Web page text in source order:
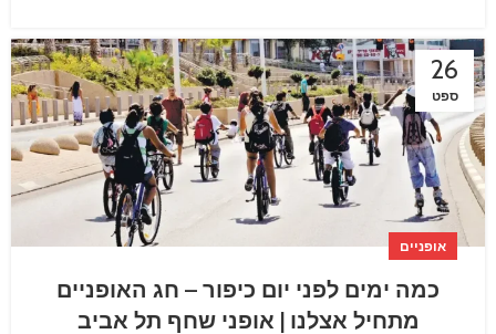
26
ספט
אופניים
כמה ימים לפני יום כיפור – חג האופניים
מתחיל אצלנו | אופני שחף תל אביב